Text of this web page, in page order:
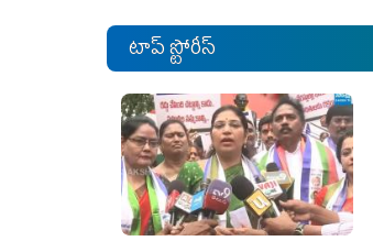
టాప్ స్టోరీస్